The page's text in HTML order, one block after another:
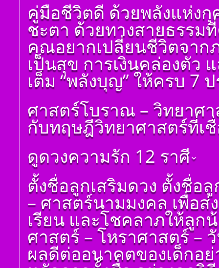
พูล(สีดิน) บทที่ ๒ พื้น
ฐาน
โ ห ร า ส า ด (ฉบับ
เรียนรู้โดยไม่ต้องถาม)
โดย สอ้าน นาคเพชร
พูล (สีดิน) บทที่ ๓
ดวงดาวและเลขหมาย
แทนดาว
โ ห ร า ส า ด (ฉบับ
เรียนรู้โดยไม่ต้องถาม)
โดย สอ้าน นาคเพชร
พูล (สีดิน) บทที่ ๔ ที่มา
ของดวง ๑๒ ราศีจักร
โ ห ร า ส า ด (ฉบับ
เรียนรู้โดยไม่ต้องถาม)
โดย สอ้าน นาคเพชร
พูล(สีดิน) บทที่ ๕
การนำเอาดวง ๘ ราศี
จักรมาเพื่อพยากรณ์
โ ห ร า ส า ด (ฉบับ
เรียนรู้โดยไม่ต้องถาม)
โดย สอ้าน นาคเพชร
พูล(สีดิน) บทที่ ๖ ดวง
ทักษา
โ ห ร า ส า ด (ฉบับ
เรียนรู้โดยไม่ต้องถาม)
โดย สอ้าน นาคเพชร
คู่มือชีวิตดี ด้วยพลังแห่งกุ
ชะตา ด้วยทางสายธรรม
คุณอยากเปลี่ยนชีวิตจา
เป็นสุข การเงินคล่องตัว
เต็ม “พลังบุญ” ให้ครบ 7
ศาสตร์โบราณ – วิทยาศ
กับทฤษฎีวิทยาศาสตร์ที่เ
ดูดวงความรัก 12 ราศี
ดูดวงราศีเมษ
ดูดวงราศีพฤษภ
ดูดวง ราศีเมถุน
ดูดวง ราศีกรกฎ
ดูดวง ราศีสิงห์
ดูดวง ราศีกันย์
ดูดวงราศีตุลย์
ตั้งชื่อลูกเสริมดวง ตั้งชื่อ
– ศาสตร์นามมงคล เพื่อส่
เรียน และโชคลาภให้ลูก
ศาสตร์ – โหราศาสตร์ –
ผลดีต่ออนาคตของเด็กอย่